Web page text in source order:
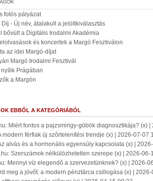
fotós pályázat
- Új név, átalakult a jelöltkiválasztás
bővült a Digitális Irodalmi Akadémia
és koncertek a Margó Fesztiválon
az idei Margó-díjat
Margó Irodalmi Fesztivál
Prágában
a Margón
EBBŐL A KATEGÓRIÁBÓL
Miért fontos a pajzsmirigy-göbök diagnosztikája? (x) |
modern férfiak új szőrtelenítési trendje (x) | 2026-07-07
alvás és a hormonális egyensúly kapcsolata (x) |
Szerszámok nélkülözhetetlen szerepe (x) | 2026-06-
Mennyi víz elegendő a szervezetünknek? (x) | 2026-
meg a jövőt: a modern pénztárca csillogása (x) |